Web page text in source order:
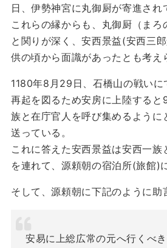
日、伊勢神宮に丸御厨が寄進され
これらの縁からも、丸御厨（まろ
と関りが深く、安西景益(安西三
供の頃から面識があったとも考え
1180年8月29日、石橋山の戦いに
再起を図るため安房に上陸すると
族と在庁官人を呼び集めるように
送っている。
これに答えた安西景益は安西一族
を連れて、源頼朝の宿泊所(旅館)
そして、源頼朝に下記のように助
安易に上総広常の元へ行くべき